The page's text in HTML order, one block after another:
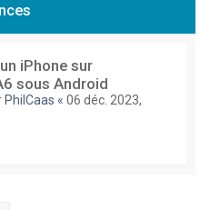
r
iPhone sur
sous Android
PhilCaas « 06 déc. 2023,